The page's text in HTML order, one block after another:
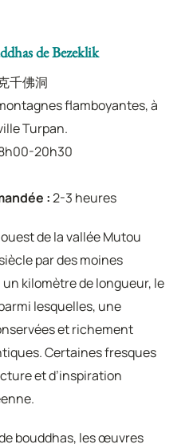
de Bezeklik
千佛洞
flamboyantes, à
Turpan.
20h30
:2-3 heures
de la vallée Mutou
par des moines
kilomètre de longueur, le
lesquelles, une
et richement
Certaines fresques
et d’inspiration
bouddhas, les œuvres